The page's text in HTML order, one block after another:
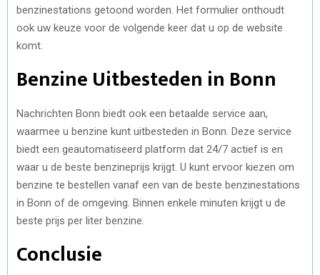
benzinestations getoond worden. Het formulier onthoudt
ook uw keuze voor de volgende keer dat u op de website
komt.
Benzine Uitbesteden in Bonn
Nachrichten Bonn biedt ook een betaalde service aan,
waarmee u benzine kunt uitbesteden in Bonn. Deze service
biedt een geautomatiseerd platform dat 24/7 actief is en
waar u de beste benzineprijs krijgt. U kunt ervoor kiezen om
benzine te bestellen vanaf een van de beste benzinestations
in Bonn of de omgeving. Binnen enkele minuten krijgt u de
beste prijs per liter benzine.
Conclusie